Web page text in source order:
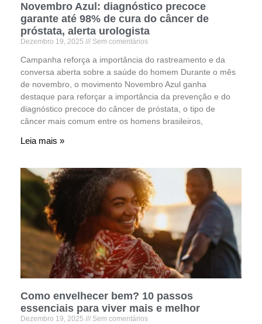
Novembro Azul: diagnóstico precoce
garante até 98% de cura do câncer de
próstata, alerta urologista
Dezembro 19, 2025 Sem comentários
Campanha reforça a importância do rastreamento e da
conversa aberta sobre a saúde do homem Durante o mês
de novembro, o movimento Novembro Azul ganha
destaque para reforçar a importância da prevenção e do
diagnóstico precoce do câncer de próstata, o tipo de
câncer mais comum entre os homens brasileiros,
Leia mais »
Como envelhecer bem? 10 passos
essenciais para viver mais e melhor
Dezembro 19, 2025 Sem comentários